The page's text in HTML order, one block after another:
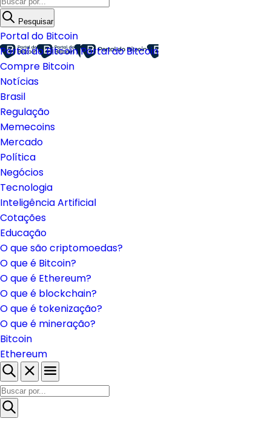
Pesquisar
Portal do Bitcoin
Portal do BitcoinPortal do Bitcoin
Compre Bitcoin
Notícias
Brasil
Regulação
Memecoins
Mercado
Política
Negócios
Tecnologia
Inteligência Artificial
Cotações
Educação
O que são criptomoedas?
O que é Bitcoin?
O que é Ethereum?
O que é blockchain?
O que é tokenização?
O que é mineração?
Bitcoin
Ethereum